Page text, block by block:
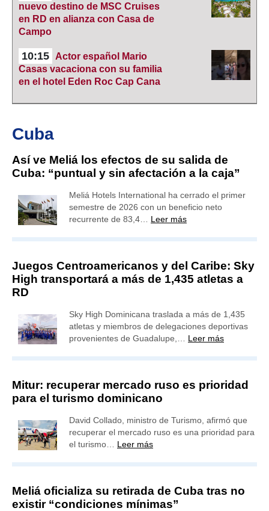
nuevo destino de MSC Cruises
en RD en alianza con Casa de
Campo
10:15
Actor español Mario
Casas vacaciona con su familia
en el hotel Eden Roc Cap Cana
Cuba
Así ve Meliá los efectos de su salida de
Cuba: “puntual y sin afectación a la caja”
Meliá Hotels International ha cerrado el primer
semestre de 2026 con un beneficio neto
recurrente de 83,4… Leer más
Juegos Centroamericanos y del Caribe: Sky
High transportará a más de 1,435 atletas a
RD
Sky High Dominicana traslada a más de 1,435
atletas y miembros de delegaciones deportivas
provenientes de Guadalupe,… Leer más
Mitur: recuperar mercado ruso es prioridad
para el turismo dominicano
David Collado, ministro de Turismo, afirmó que
recuperar el mercado ruso es una prioridad para
el turismo… Leer más
Meliá oficializa su retirada de Cuba tras no
existir “condiciones mínimas”